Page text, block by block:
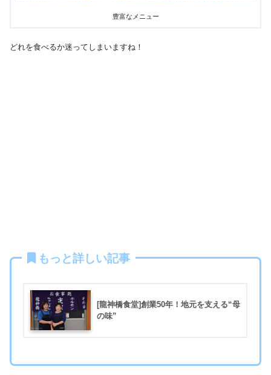
豊富なメニュー
どれを食べるか迷ってしまいますね！
もっと詳しい記事
[龍神橋食堂]創業50年！地元を支える“母
の味”